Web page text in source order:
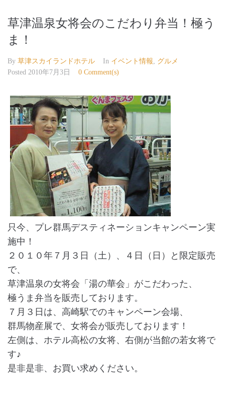
草津温泉女将会のこだわり弁当！極う
ま！
By 草津スカイランドホテル In イベント情報, グルメ
Posted 2010年7月3日 0 Comment(s)
只今、プレ群馬デスティネーションキャンペーン実
施中！
２０１０年７月３日（土）、４日（日）と限定販売
で、
草津温泉の女将会「湯の華会」がこだわった、
極うま弁当を販売しております。
７月３日は、高崎駅でのキャンペーン会場、
群馬物産展で、女将会が販売しております！
左側は、ホテル高松の女将、右側が当館の若女将で
す♪
是非是非、お買い求めください。